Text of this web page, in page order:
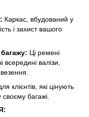
Каркас, вбудований у
і захист вашого
багажу: Ці ремені
валізи,
клієнтів, які цінують
своєму багажі.